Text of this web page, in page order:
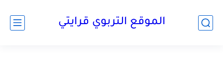
الموقع التربوي قرايتي